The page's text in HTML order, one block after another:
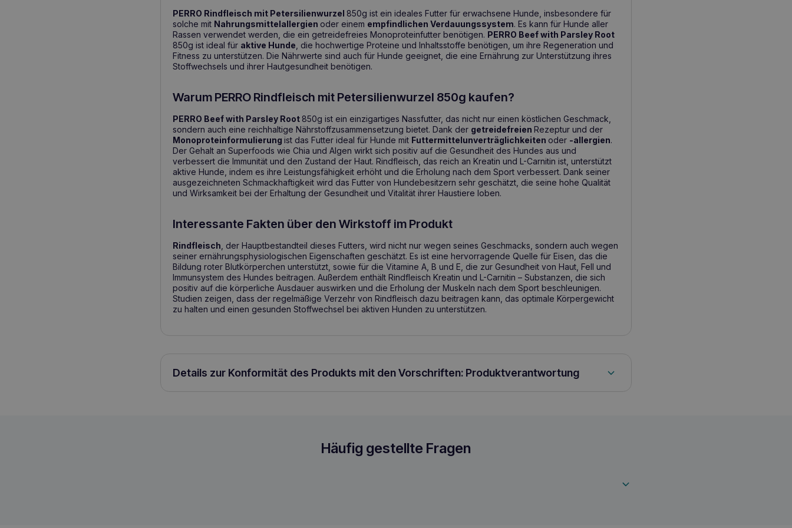
PERRO Rindfleisch mit Petersilienwurzel 850g ist ein ideales Futter für erwachsene Hunde, insbesondere für
solche mit Nahrungsmittelallergien oder einem empfindlichen Verdauungssystem. Es kann für Hunde aller
Rassen verwendet werden, die ein getreidefreies Monoproteinfutter benötigen. PERRO Beef with Parsley Root
850g ist ideal für aktive Hunde , die hochwertige Proteine und Inhaltsstoffe benötigen, um ihre Regeneration und
Fitness zu unterstützen. Die Nährwerte sind auch für Hunde geeignet, die eine Ernährung zur Unterstützung ihres
Stoffwechsels und ihrer Hautgesundheit benötigen.
Warum PERRO Rindfleisch mit Petersilienwurzel 850g kaufen?
PERRO Beef with Parsley Root 850g ist ein einzigartiges Nassfutter, das nicht nur einen köstlichen Geschmack,
sondern auch eine reichhaltige Nährstoffzusammensetzung bietet. Dank der getreidefreien Rezeptur und der
Monoproteinformulierung ist das Futter ideal für Hunde mit Futtermittelunverträglichkeiten oder -allergien.
Der Gehalt an Superfoods wie Chia und Algen wirkt sich positiv auf die Gesundheit des Hundes aus und
verbessert die Immunität und den Zustand der Haut. Rindfleisch, das reich an Kreatin und L-Carnitin ist, unterstützt
aktive Hunde, indem es ihre Leistungsfähigkeit erhöht und die Erholung nach dem Sport verbessert. Dank seiner
ausgezeichneten Schmackhaftigkeit wird das Futter von Hundebesitzern sehr geschätzt, die seine hohe Qualität
und Wirksamkeit bei der Erhaltung der Gesundheit und Vitalität ihrer Haustiere loben.
Interessante Fakten über den Wirkstoff im Produkt
Rindfleisch , der Hauptbestandteil dieses Futters, wird nicht nur wegen seines Geschmacks, sondern auch wegen
seiner ernährungsphysiologischen Eigenschaften geschätzt. Es ist eine hervorragende Quelle für Eisen, das die
Bildung roter Blutkörperchen unterstützt, sowie für die Vitamine A, B und E, die zur Gesundheit von Haut, Fell und
Immunsystem des Hundes beitragen. Außerdem enthält Rindfleisch Kreatin und L-Carnitin – Substanzen, die sich
positiv auf die körperliche Ausdauer auswirken und die Erholung der Muskeln nach dem Sport beschleunigen.
Studien zeigen, dass der regelmäßige Verzehr von Rindfleisch dazu beitragen kann, das optimale Körpergewicht
zu halten und einen gesunden Stoffwechsel bei aktiven Hunden zu unterstützen.
Details zur Konformität des Produkts mit den Vorschriften: Produktverantwortung
PERRO Rindfleisch mit Petersilienwurzel 850g Monoproteinfutter für ausgewachsene Hunde
Häufig gestellte Fragen